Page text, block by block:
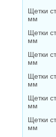
Щетки
мм
Щетки
мм
Щетки
мм
Щетки
мм
Щетки
мм
Щетки
мм